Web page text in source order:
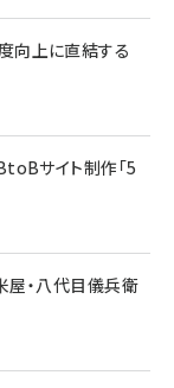
向上に直結する
サイト制作「5
・八代目儀兵衛